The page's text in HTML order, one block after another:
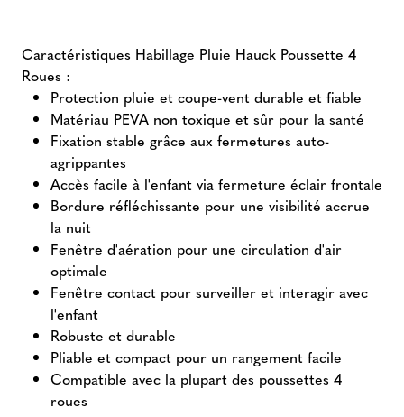
Caractéristiques Habillage Pluie Hauck Poussette 4
Roues :
Protection pluie et coupe-vent durable et fiable
Matériau PEVA non toxique et sûr pour la santé
Fixation stable grâce aux fermetures auto-
agrippantes
Accès facile à l'enfant via fermeture éclair frontale
Bordure réfléchissante pour une visibilité accrue
la nuit
Fenêtre d'aération pour une circulation d'air
optimale
Fenêtre contact pour surveiller et interagir avec
l'enfant
Robuste et durable
Pliable et compact pour un rangement facile
Compatible avec la plupart des poussettes 4
roues